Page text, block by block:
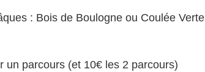
: Bois de Boulogne ou Coulée Verte
un parcours (et 10€ les 2 parcours)